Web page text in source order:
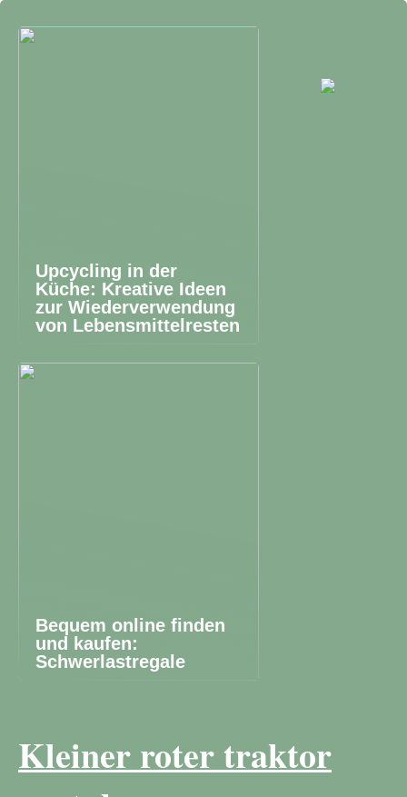
Upcycling in der
Küche: Kreative Ideen
zur Wiederverwendung
von Lebensmittelresten
Bequem online finden
und kaufen:
Schwerlastregale
Kleiner roter traktor